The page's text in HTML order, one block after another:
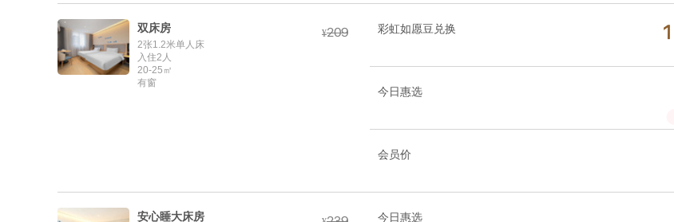
双床房
2张1.2米单人床
入住2人
20-25㎡
有窗
¥ 彩虹如愿豆兑换 
今日惠选
会员价
安心睡大床房 今日惠选